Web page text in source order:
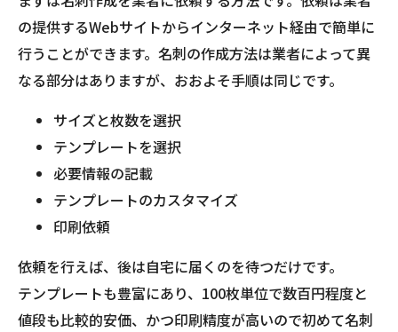
の提供するWebサイトからインターネット経由で簡単に
行うことができます。名刺の作成方法は業者によって異
なる部分はありますが、おおよそ手順は同じです。
サイズと枚数を選択
テンプレートを選択
必要情報の記載
テンプレートのカスタマイズ
印刷依頼
依頼を行えば、後は自宅に届くのを待つだけです。
テンプレートも豊富にあり、100枚単位で数百円程度と
値段も比較的安価、かつ印刷精度が高いので初めて名刺